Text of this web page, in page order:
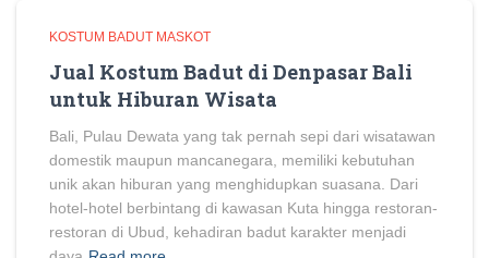
KOSTUM BADUT MASKOT
Jual Kostum Badut di Denpasar Bali
untuk Hiburan Wisata
Bali, Pulau Dewata yang tak pernah sepi dari wisatawan
domestik maupun mancanegara, memiliki kebutuhan
unik akan hiburan yang menghidupkan suasana. Dari
hotel-hotel berbintang di kawasan Kuta hingga restoran-
restoran di Ubud, kehadiran badut karakter menjadi